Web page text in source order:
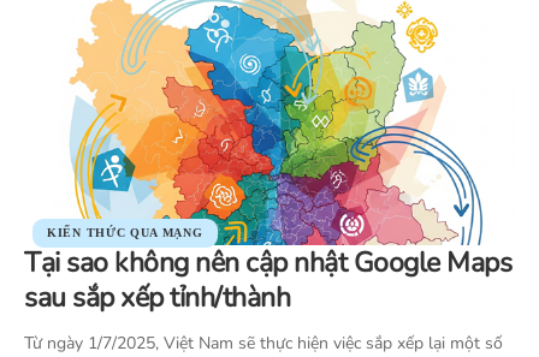
KIẾN THỨC QUA MẠNG
Tại sao không nên cập nhật Google Maps
sau sắp xếp tỉnh/thành
Từ ngày 1/7/2025, Việt Nam sẽ thực hiện việc sắp xếp lại một số